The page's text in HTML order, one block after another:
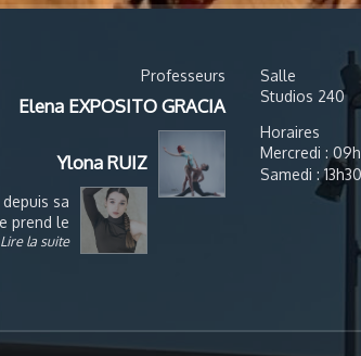
Professeurs
Elena EXPOSITO GRACIA
Ylona RUIZ
sa
prend le
intégrant
elle
Lire la suite
Salle
Studios 240
Horaires
Mercredi :
Samedi :